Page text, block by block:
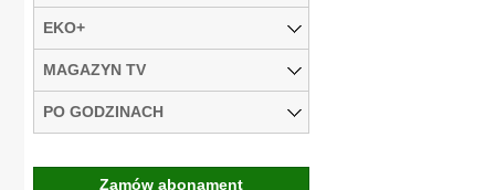
EKO+
MAGAZYN TV
PO GODZINACH
Zamów abonament